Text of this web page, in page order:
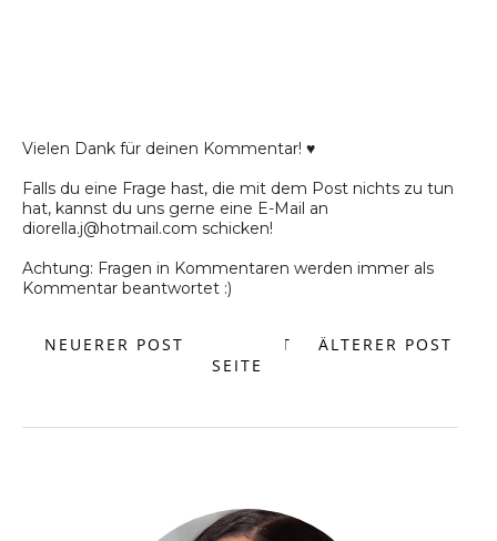
Vielen Dank für deinen Kommentar! ♥
Falls du eine Frage hast, die mit dem Post nichts zu tun
hat, kannst du uns gerne eine E-Mail an
diorella.j@hotmail.com schicken!
Achtung: Fragen in Kommentaren werden immer als
Kommentar beantwortet :)
NEUERER POST ÄLTERER POST
START
SEITE